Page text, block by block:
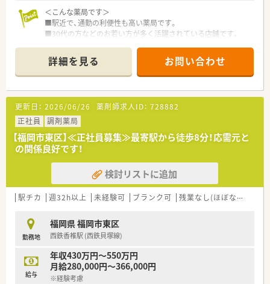
＜こんな薬局です＞
■駅近で、通勤の利便性も高い薬局です。
■30代の方などのお若い方が多く活躍されている店舗です。
■比較的スピードが求められる店舗です。
。
＜こんな会社です＞
■福岡県ほか全国に約100店舗（関連会社店舗含む）展開中のチ
ェーン薬局で地域に密着した調剤専門のチェーン店として発展
している会社です。
■新規開局のほか、M&Aも行っており、毎年着実に店舗数を伸ば
しています。
■調剤薬局、医薬品販売、介護用品販売・リースなど幅広く事業を
行っています。
＜働きやすい職場環境＞
■社員の定着率が非常に高く、特に福岡では評判のよい会社で
■福利厚生に加えて、年間休日127日（令和3年度）と年間休日数
の多さが社員の定着と働きやすさに繋がっています。
■産育休の実績、復帰率も高く、女性でも管理薬剤師やマネージ
ャーで活躍されている方もいらっしゃいます。
■年に1回は自己申告書を部長に提出。職場での悩みやキャリア
に対する希望を人事に反映させております。
詳細を見る お問い合わせ
更新日： 2026/06/26 薬剤師求人ID： 728882
正社員
調剤薬局
【福岡市東区】≪正社員募集≫最寄駅から徒歩8分！応需元と
の関係良好です！
検討リストに追加
駅チカ 週32h以上 未経験可 ブランク可 残業なし(ほぼなし含む)
勤務地
福岡県 福岡市東区
西鉄香椎駅 (西鉄貝塚線)
給与
年収430万円～550万円
月給280,000円～366,000円
※経験考慮